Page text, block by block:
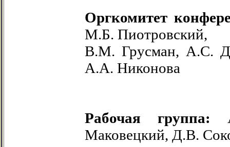
Оргкомитет
М.Б. Пиотровский,
В.М. Грусман, А.С.
А.А. Никонова
Рабочая группа:
Маковецкий, Д.В.